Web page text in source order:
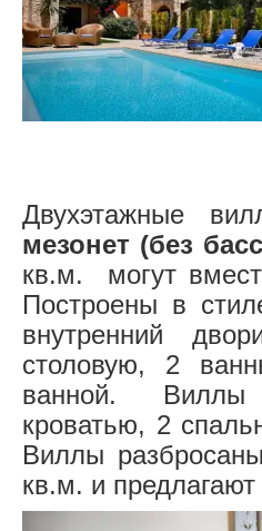
Двухэтажные
мезонет (без
кв.м. могут
Построены в
внутренний
столовую, 2
ванной. Виллы
кроватью, 2
Виллы
кв.м. и